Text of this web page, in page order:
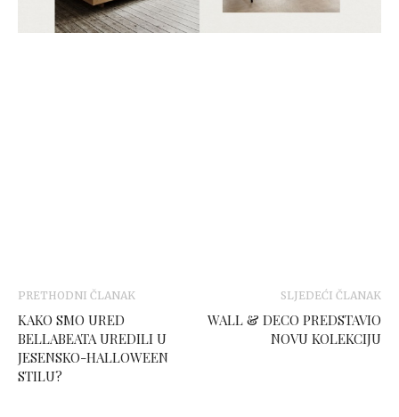
PRETHODNI ČLANAK
KAKO SMO URED
BELLABEATA UREDILI U
JESENSKO-HALLOWEEN
STILU?
SLJEDEĆI ČLANAK
WALL & DECO PREDSTAVIO
NOVU KOLEKCIJU